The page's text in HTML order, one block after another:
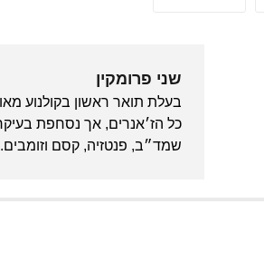
שני פרומקין
בעלת תואר ראשון בקולנוע
כל הז׳אנרים, אך נסחפת בעיקר
שמד״ב, פנטזיה, קסם וזומבים.